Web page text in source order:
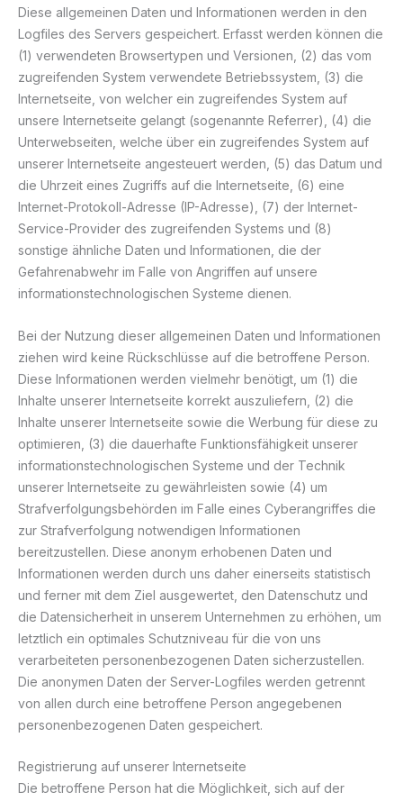
Diese allgemeinen Daten und Informationen werden in den
Logfiles des Servers gespeichert. Erfasst werden können die
(1) verwendeten Browsertypen und Versionen, (2) das vom
zugreifenden System verwendete Betriebssystem, (3) die
Internetseite, von welcher ein zugreifendes System auf
unsere Internetseite gelangt (sogenannte Referrer), (4) die
Unterwebseiten, welche über ein zugreifendes System auf
unserer Internetseite angesteuert werden, (5) das Datum und
die Uhrzeit eines Zugriffs auf die Internetseite, (6) eine
Internet-Protokoll-Adresse (IP-Adresse), (7) der Internet-
Service-Provider des zugreifenden Systems und (8)
sonstige ähnliche Daten und Informationen, die der
Gefahrenabwehr im Falle von Angriffen auf unsere
informationstechnologischen Systeme dienen.
Bei der Nutzung dieser allgemeinen Daten und Informationen
ziehen wird keine Rückschlüsse auf die betroffene Person.
Diese Informationen werden vielmehr benötigt, um (1) die
Inhalte unserer Internetseite korrekt auszuliefern, (2) die
Inhalte unserer Internetseite sowie die Werbung für diese zu
optimieren, (3) die dauerhafte Funktionsfähigkeit unserer
informationstechnologischen Systeme und der Technik
unserer Internetseite zu gewährleisten sowie (4) um
Strafverfolgungsbehörden im Falle eines Cyberangriffes die
zur Strafverfolgung notwendigen Informationen
bereitzustellen. Diese anonym erhobenen Daten und
Informationen werden durch uns daher einerseits statistisch
und ferner mit dem Ziel ausgewertet, den Datenschutz und
die Datensicherheit in unserem Unternehmen zu erhöhen, um
letztlich ein optimales Schutzniveau für die von uns
verarbeiteten personenbezogenen Daten sicherzustellen.
Die anonymen Daten der Server-Logfiles werden getrennt
von allen durch eine betroffene Person angegebenen
personenbezogenen Daten gespeichert.
Registrierung auf unserer Internetseite
Die betroffene Person hat die Möglichkeit, sich auf der